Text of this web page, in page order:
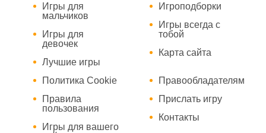
Игры для
мальчиков
Игры для
девочек
Лучшие игры
Игроподборки
Игры всегда с
тобой
Карта сайта
Политика Cookie
Правила
пользования
Игры для вашего
Правообладателям
Прислать игру
Контакты